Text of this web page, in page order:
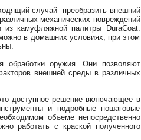
случай преобразить внешний
механических повреждений
из камуфляжной палитры DuraCoat.
в домашних условиях, при этом
обработки оружия. Они позволяют
внешней среды в различных
доступное решение включающее в
и подробные пошаговые
объеме непосредственно
работать с краской полученного